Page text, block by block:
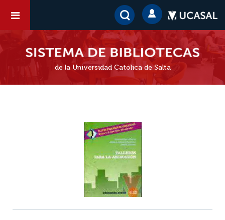
de la Universidad Católica de Salta